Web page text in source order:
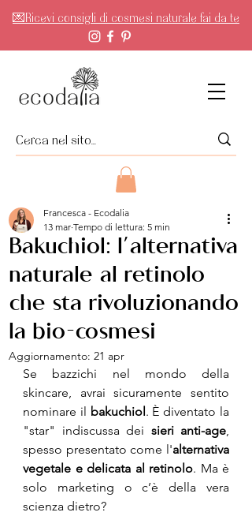
💌Ricevi consigli di cosmesi naturale fai da te
Bakuchiol: l’alternativa
naturale al retinolo
che sta rivoluzionando
la bio-cosmesi
Francesca - Ecodalia
13 mar Tempo di lettura: 5 min
Aggiornamento: 21 apr
Se bazzichi nel mondo della
skincare, avrai sicuramente sentito
nominare il
bakuchiol . È diventato la
"star" indiscussa dei sieri anti-age,
spesso presentato come l'alternativa
vegetale e delicata al retinolo. Ma è
solo marketing o c’è della vera
scienza dietro?